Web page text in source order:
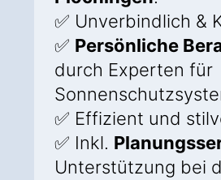
✅ Unverbindlich &
✅ Persönliche
durch Experten für
✅ Effizient und
✅ Inkl.
Unterstützung bei